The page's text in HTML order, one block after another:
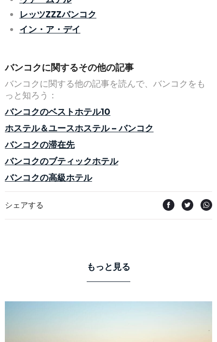
レッツZZZバンコク
イン・ア・デイ
バンコクに関するその他の記事
バンコクに関する他の記事を読んで、バンコクをも
っと知ろう：
バンコクのベストホテル10
ホステル＆ユースホステル – バンコク
バンコクの滞在先
バンコクのブティックホテル
バンコクの高級ホテル
シェアする
もっと見る